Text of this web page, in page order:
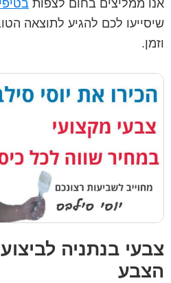
אנו ממליצים בחום לצפות
שיסייעו לכם להגיע לתוצאה
וזמן.
צבעי בנתניה
הצבע